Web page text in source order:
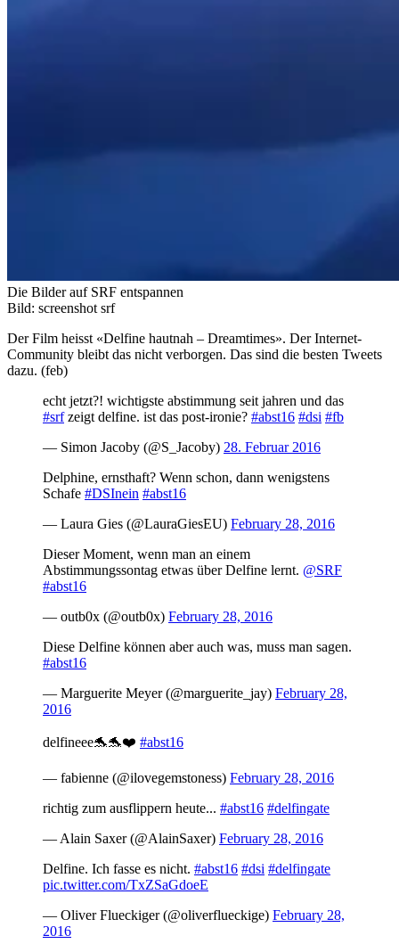
Die Bilder auf SRF entspannen
Bild: screenshot srf
Der Film heisst «Delfine hautnah – Dreamtimes». Der Internet-
Community bleibt das nicht verborgen. Das sind die besten Tweets
dazu. (feb)
echt jetzt?! wichtigste abstimmung seit jahren und das
#srfzeigt delfine. ist das post-ironie? #abst16 #dsi #fb
— Simon Jacoby (@S_Jacoby) 28. Februar 2016
Delphine, ernsthaft? Wenn schon, dann wenigstens
Schafe #DSInein #abst16
— Laura Gies (@LauraGiesEU) February 28, 2016
Dieser Moment, wenn man an einem
Abstimmungssontag etwas über Delfine lernt. @SRF
#abst16
— outb0x (@outb0x) February 28, 2016
Diese Delfine können aber auch was, muss man sagen.
#abst16
— Marguerite Meyer (@marguerite_jay) February 28,
2016
delfineee🐬🐬❤️ #abst16
— fabienne (@ilovegemstoness) February 28, 2016
richtig zum ausflippern heute... #abst16 #delfingate
— Alain Saxer (@AlainSaxer) February 28, 2016
Delfine. Ich fasse es nicht. #abst16 #dsi #delfingate
pic.twitter.com/TxZSaGdoeE
— Oliver Flueckiger (@oliverflueckige) February 28,
2016